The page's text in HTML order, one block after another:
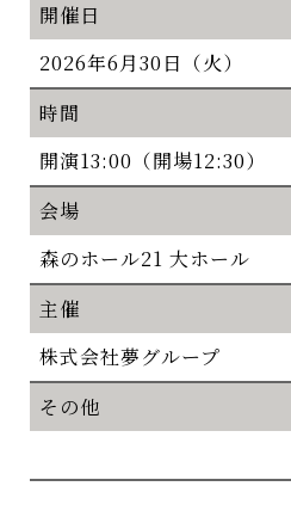
開催日
2026年6月30日（火）
時間
開演13:00（開場12:30）
会場
森のホール21 大ホール
主催
株式会社夢グループ
その他